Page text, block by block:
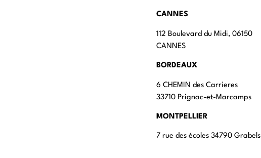
CANNES
112 Boulevard du Midi, 06150
CANNES
BORDEAUX
6 CHEMIN des Carrieres
33710 Prignac-et-Marcamps
MONTPELLIER
7 rue des écoles 34790 Grabels